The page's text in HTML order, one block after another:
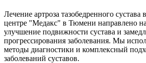
Лечение артроза тазобедренного
центре "Медакс" в Тюмени направлено
улучшение подвижности сустава и
прогрессирования заболевания. Мы
методы диагностики и комплексный
заболеваний суставов.